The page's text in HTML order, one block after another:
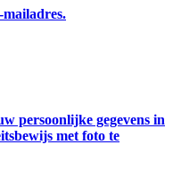
persoonlijke gegevens in
met foto te